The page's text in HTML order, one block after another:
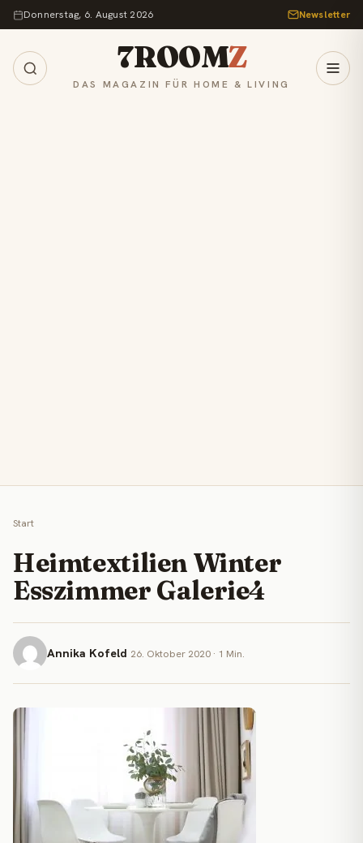
Zum Inhalt springen
Donnerstag, 6. August 2026 Newsletter
7ROOMZ
DAS MAGAZIN FÜR HOME & LIVING
Start
Heimtextilien Winter
Esszimmer Galerie4
Annika Kofeld 26. Oktober 2020 · 1 Min.